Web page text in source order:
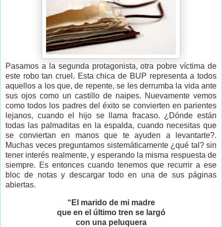
Pasamos a la segunda protagonista, otra pobre víctima de
este robo tan cruel. Esta chica de BUP representa a todos
aquellos a los que, de repente, se les derrumba la vida ante
sus ojos como un castillo de naipes. Nuevamente vemos
como todos los padres del éxito se convierten en parientes
lejanos, cuando el hijo se llama fracaso. ¿Dónde están
todas las palmaditas en la espalda, cuando necesitas que
se conviertan en manos que te ayuden a levantarte?.
Muchas veces preguntamos sistemáticamente ¿qué tal? sin
tener interés realmente, y esperando la misma respuesta de
siempre. Es entonces cuando tenemos que recurrir a ese
bloc de notas y descargar todo en una de sus páginas
abiertas.
“El marido de mi madre
que en el último tren se largó
con una peluquera